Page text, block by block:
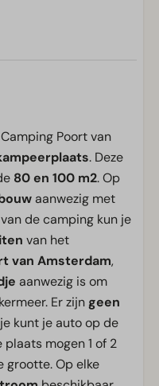
Poort van
. Deze
80 en 100 m2. Op
aanwezig met
de camping kun je
van het
van Amsterdam,
aanwezig is om
Er zijn geen
kunt je auto op de
mogen 1 of 2
grootte. Op elke